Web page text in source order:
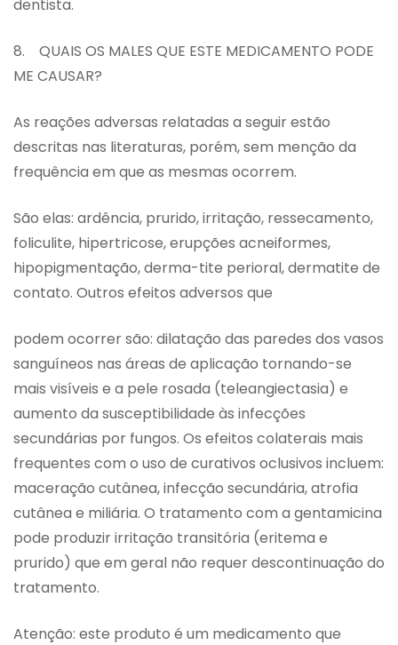
dentista.
8. QUAIS OS MALES QUE ESTE MEDICAMENTO PODE
ME CAUSAR?
As reações adversas relatadas a seguir estão
descritas nas literaturas, porém, sem menção da
frequência em que as mesmas ocorrem.
São elas: ardência, prurido, irritação, ressecamento,
foliculite, hipertricose, erupções acneiformes,
hipopigmentação, derma-tite perioral, dermatite de
contato. Outros efeitos adversos que
podem ocorrer são: dilatação das paredes dos vasos
sanguíneos nas áreas de aplicação tornando-se
mais visíveis e a pele rosada (teleangiectasia) e
aumento da susceptibilidade às infecções
secundárias por fungos. Os efeitos colaterais mais
frequentes com o uso de curativos oclusivos incluem:
maceração cutânea, infecção secundária, atrofia
cutânea e miliária. O tratamento com a gentamicina
pode produzir irritação transitória (eritema e
prurido) que em geral não requer descontinuação do
tratamento.
Atenção: este produto é um medicamento que